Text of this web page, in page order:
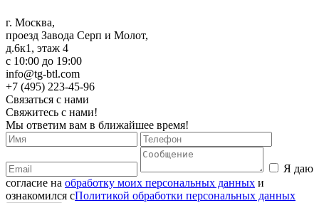
г. Москва,
проезд Завода Серп и Молот,
д.6к1, этаж 4
c 10:00 до 19:00
info@tg-btl.com
+7 (495) 223-45-96
Связаться с нами
Свяжитесь с нами!
Мы ответим вам в ближайшее время!
Я даю
согласие на обработку моих персональных данных и
ознакомился сПолитикой обработки персональных данных